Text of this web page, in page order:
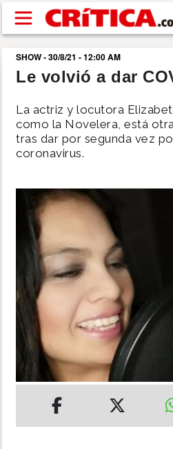
Pasar al contenido principal
buscar
NACIONAL
SHOW
DEPORTES
MUNDO
INSÓLITAS
MULTIMEDIA
IMPRESO
SHOW - 30/8/21 - 12:00 AM
Le volvió a dar
La actriz y locutora
como la Novelera, está
tras dar por segunda vez
coronavirus.